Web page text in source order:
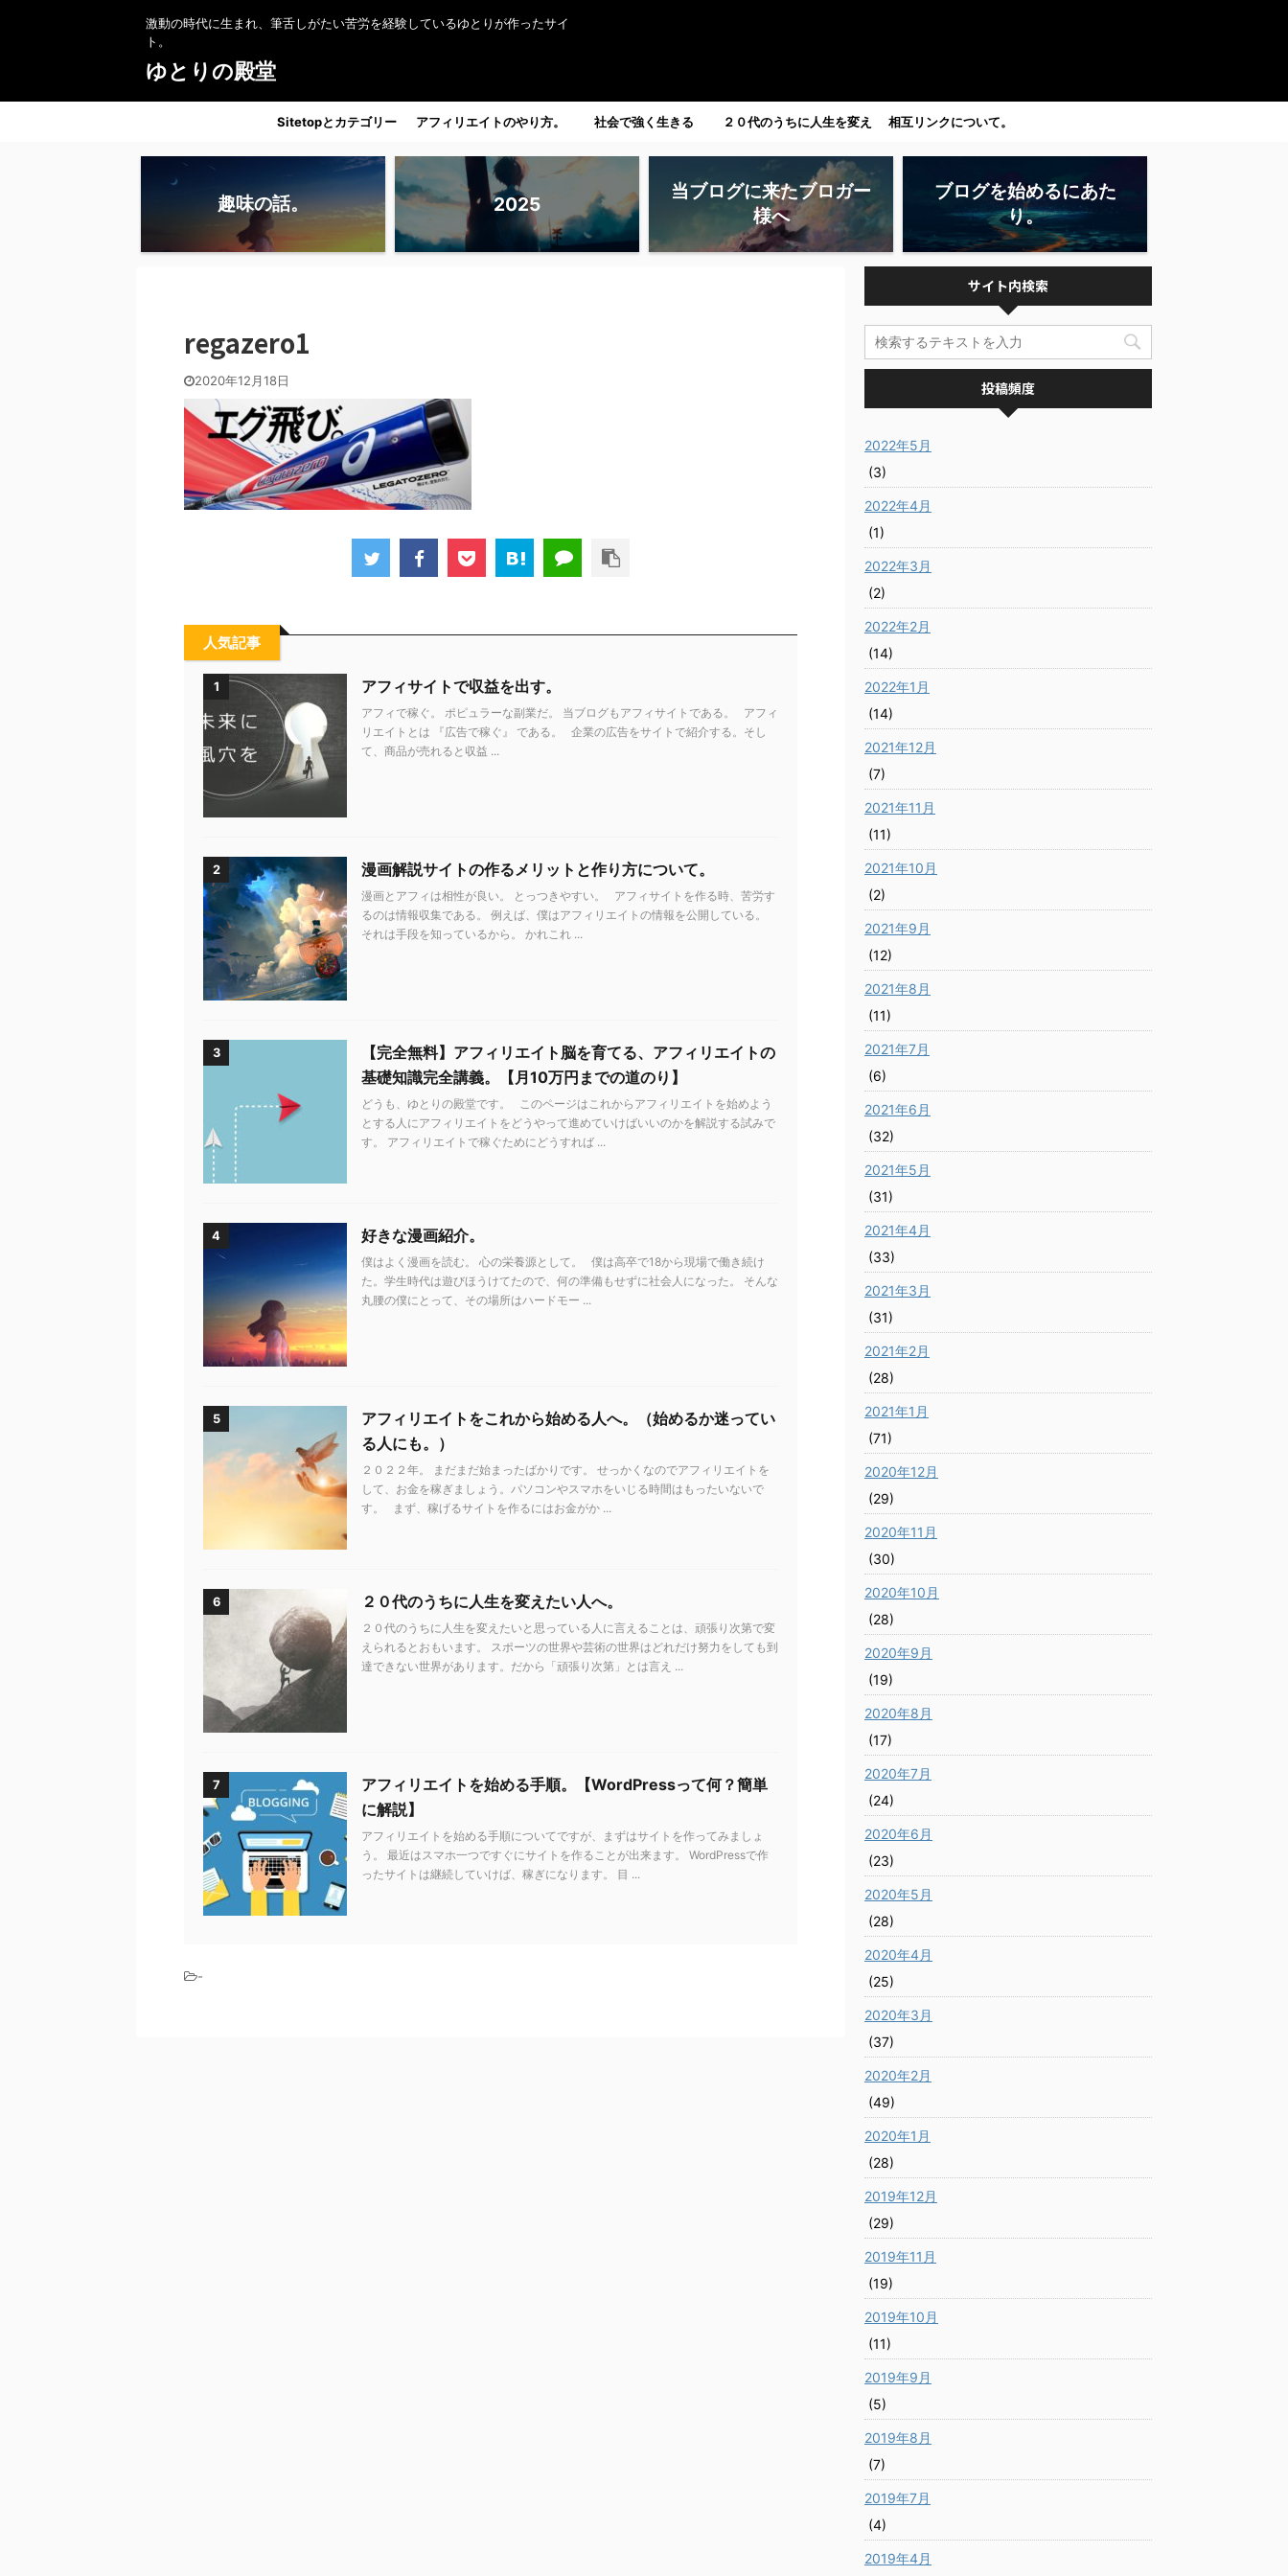
激動の時代に生まれ、筆舌しがたい苦労を経験しているゆとりが作ったサイ
ト。
ゆとりの殿堂
Sitetopとカテゴリー アフィリエイトのやり方。 社会で強く生きる ２０代のうちに人生を変え
たい人へ。
相互リンクについて。
趣味の話。 2025
当ブログに来たブロガー
様へ
ブログを始めるにあた
り。
regazero1
2020年12月18日
人気記事
1 アフィサイトで収益を出す。
アフィで稼ぐ。 ポピュラーな副業だ。 当ブログもアフィサイトである。 アフィ
リエイトとは 『広告で稼ぐ』 である。 企業の広告をサイトで紹介する。そし
て、商品が売れると収益 ...
2 漫画解説サイトの作るメリットと作り方について。
漫画とアフィは相性が良い。 とっつきやすい。 アフィサイトを作る時、苦労す
るのは情報収集である。 例えば、僕はアフィリエイトの情報を公開している。
それは手段を知っているから。 かれこれ ...
3
【完全無料】アフィリエイト脳を育てる、アフィリエイトの
基礎知識完全講義。【月10万円までの道のり】
どうも、ゆとりの殿堂です。 このページはこれからアフィリエイトを始めよう
とする人にアフィリエイトをどうやって進めていけばいいのかを解説する試みで
す。 アフィリエイトで稼ぐためにどうすれば ...
4 好きな漫画紹介。
僕はよく漫画を読む。 心の栄養源として。 僕は高卒で18から現場で働き続け
た。学生時代は遊びほうけてたので、何の準備もせずに社会人になった。 そんな
丸腰の僕にとって、その場所はハードモー ...
5
アフィリエイトをこれから始める人へ。（始めるか迷ってい
る人にも。）
２０２２年。 まだまだ始まったばかりです。 せっかくなのでアフィリエイトを
して、お金を稼ぎましょう。パソコンやスマホをいじる時間はもったいないで
す。 まず、稼げるサイトを作るにはお金がか ...
6 ２０代のうちに人生を変えたい人へ。
２０代のうちに人生を変えたいと思っている人に言えることは、頑張り次第で変
えられるとおもいます。 スポーツの世界や芸術の世界はどれだけ努力をしても到
達できない世界があります。だから「頑張り次第」とは言え ...
7
アフィリエイトを始める手順。【WordPressって何？簡単
に解説】
アフィリエイトを始める手順についてですが、まずはサイトを作ってみましょ
う。 最近はスマホ一つですぐにサイトを作ることが出来ます。 WordPressで作
ったサイトは継続していけば、稼ぎになります。 目 ...
-
サイト内検索
投稿頻度
2022年5月
(3)
2022年4月
(1)
2022年3月
(2)
2022年2月
(14)
2022年1月
(14)
2021年12月
(7)
2021年11月
(11)
2021年10月
(2)
2021年9月
(12)
2021年8月
(11)
2021年7月
(6)
2021年6月
(32)
2021年5月
(31)
2021年4月
(33)
2021年3月
(31)
2021年2月
(28)
2021年1月
(71)
2020年12月
(29)
2020年11月
(30)
2020年10月
(28)
2020年9月
(19)
2020年8月
(17)
2020年7月
(24)
2020年6月
(23)
2020年5月
(28)
2020年4月
(25)
2020年3月
(37)
2020年2月
(49)
2020年1月
(28)
2019年12月
(29)
2019年11月
(19)
2019年10月
(11)
2019年9月
(5)
2019年8月
(7)
2019年7月
(4)
2019年4月